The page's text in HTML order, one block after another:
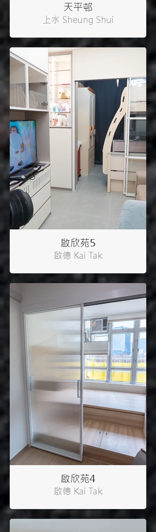
天平邨
上水 Sheung Shui
啟欣苑5
啟德 Kai Tak
啟欣苑4
啟德 Kai Tak